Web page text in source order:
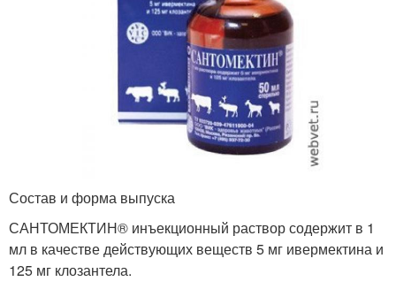
Состав и форма выпуска
САНТОМЕКТИН® инъекционный раствор содержит в 1
мл в качестве действующих веществ 5 мг ивермектина и
125 мг клозантела.